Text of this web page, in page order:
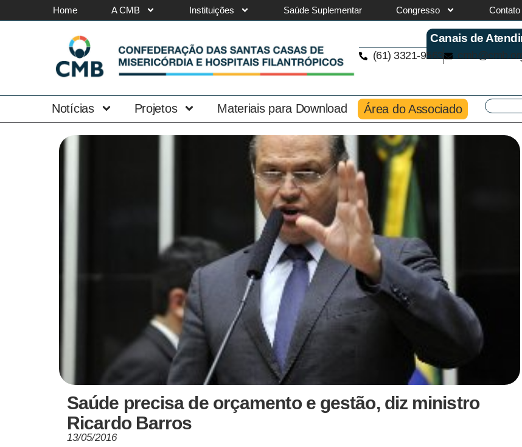
Home A CMB Instituições Saúde Suplementar Congresso Contato
Canais de
(61) 3321-9563
Notícias Projetos Materiais para Download Área do Associado
Saúde precisa de orçamento e gestão, diz ministro
Ricardo Barros
13/05/2016